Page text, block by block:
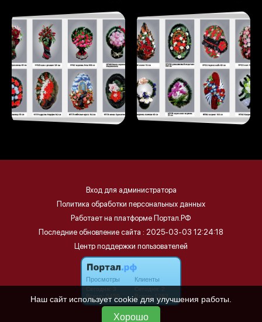
Наш сайт использует cookie для улучшения работы.
Хорошо
Вход для администратора
Политика обработки персональных данных
Работает на платформе Портал.РФ
Последние обновление сайта : 2025-03-03 12:24:18
Центр поддержки пользователей